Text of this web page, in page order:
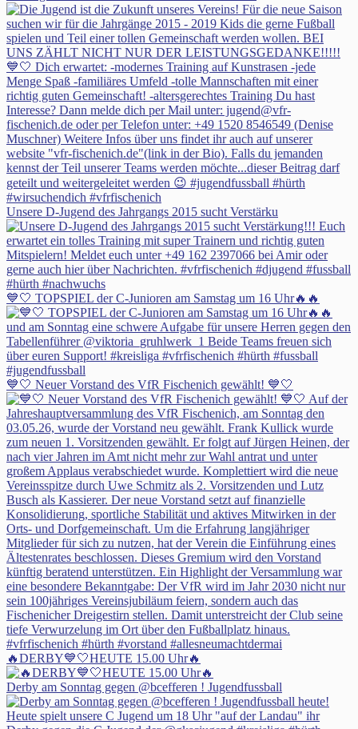
Unsere D-Jugend des Jahrgangs 2015 sucht Verstärku
💙🤍 TOPSPIEL der C-Junioren am Samstag um 16 Uhr🔥🔥
💙🤍 Neuer Vorstand des VfR Fischenich gewählt! 💙🤍
🔥DERBY💙🤍HEUTE 15.00 Uhr🔥
Derby am Sonntag gegen @bcefferen ! Jugendfussball